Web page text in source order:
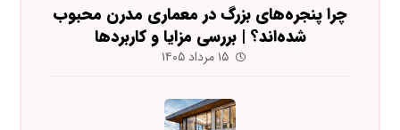
چرا پنجره‌های بزرگ در معماری مدرن محبوب
شده‌اند؟ | بررسی مزایا و کاربردها
۱۵ مرداد ۱۴۰۵